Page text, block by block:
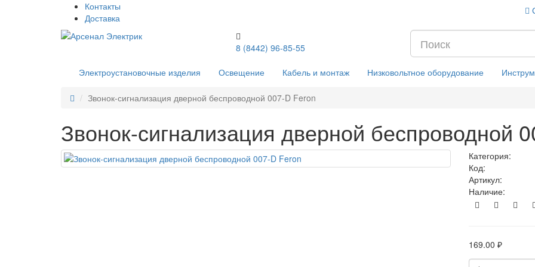
Контакты
Доставка
8 (8442) 96-85-55
Электроустановочные изделия Освещение Кабель и монтаж Низковольтное оборудование
Звонок-сигнализация дверной беспроводной 007-D Feron
Звонок-сигнализация дверной беспроводной
Категория:
Код:
Артикул:
Наличие:
169.00 ₽